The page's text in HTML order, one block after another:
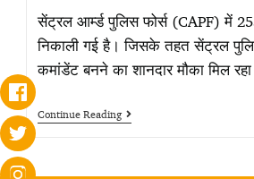
सेंट्रल आर्म्ड पुलिस फोर्स (CAPF) में
निकाली गई है। जिसके तहत सेंट्रल
कमांडेंट बनने का शानदार मौका मिल
Continue Reading